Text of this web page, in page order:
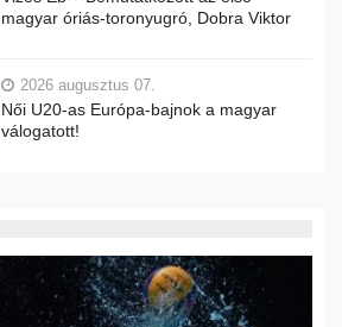
magyar óriás-toronyugró, Dobra Viktor
2026 augusztus 07.
Női U20-as Európa-bajnok a magyar
válogatott!